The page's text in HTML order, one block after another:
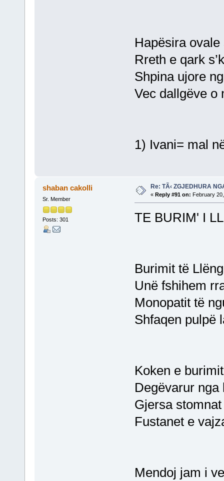
Hapësira
Rreth e qark
Shpina ujore
Vec dallgëve o
1) Ivani= mal
shaban cakolli
Sr. Member
Posts: 301
Re: TÃ‹ ZGJEDHURA
« Reply #91 on: February
TE BURIM' I
Burimit të
Unë fshihem
Monopatit të
Shfaqen pulpë
Koken e
Degëvarur nga
Gjersa
Fustanet e
Mendoj jam i